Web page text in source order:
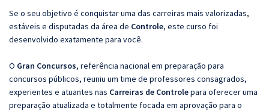
Se o seu objetivo é conquistar uma das carreiras mais valorizadas,
estáveis e disputadas da área de Controle, este curso foi
desenvolvido exatamente para você.
O Gran Concursos, referência nacional em preparação para
concursos públicos, reuniu um time de professores consagrados,
experientes e atuantes nas Carreiras de Controlepara oferecer uma
preparação atualizada e totalmente focada em aprovação para o